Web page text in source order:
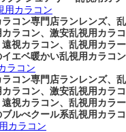
用カラコン
コン専門店ランレンズ、乱
ラコン、激安乱視用カラコ
視カラコン、乱視用カラー
エベ暖かい乱視用カラコン
ラコン
コン専門店ランレンズ、乱
ラコン、激安乱視用カラコ
視カラコン、乱視用カラー
ルべクール系乱視用カラコ
カラコン